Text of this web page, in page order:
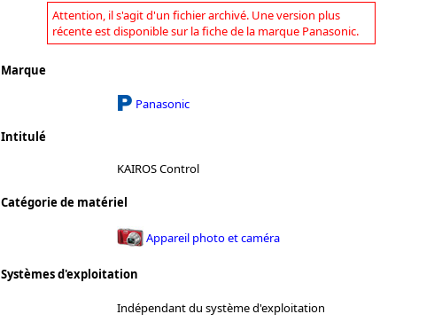
Attention, il s'agit d'un fichier archivé. Une version plus
récente est disponible sur la fiche de la marque Panasonic.
Marque
Panasonic
Intitulé
KAIROS Control
Catégorie de matériel
Appareil photo et caméra
Systèmes d'exploitation
Indépendant du système d'exploitation